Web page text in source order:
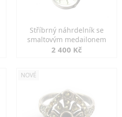
Stříbrný náhrdelník se
smaltovým medailonem
2 400 Kč
NOVÉ